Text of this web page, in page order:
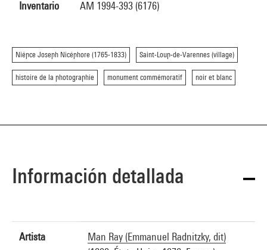
Inventario AM 1994-393 (6176)
Niépce Joseph Nicéphore (1765-1833) Saint-Loup-de-Varennes (village)
histoire de la photographie monument commémoratif noir et blanc
Información detallada
Artista
Man Ray (Emmanuel Radnitzky, dit)